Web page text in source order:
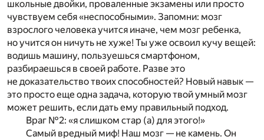
школьные двойки, проваленные экзамены или просто
чувствуем себя «неспособными». Запомни: мозг
взрослого человека учится иначе, чем мозг ребенка,
но учится он ничуть не хуже! Ты уже освоил кучу вещей:
водишь машину, пользуешься смартфоном,
разбираешься в своей работе. Разве это
не доказательство твоих способностей? Новый навык —
это просто еще одна задача, которую твой умный мозг
может решить, если дать ему правильный подход.
Враг №2: «я слишком стар (а) для этого!»
Самый вредный миф! Наш мозг — не камень. Он